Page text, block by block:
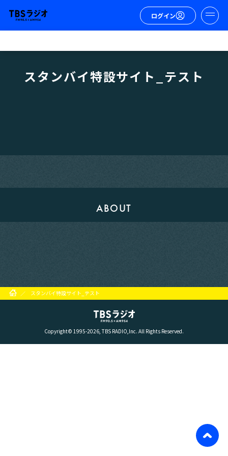
ログイン
スタンバイ特設サイト_テスト
ABOUT
スタンバイ特設サイト_テスト
Copyright© 1995-2026, TBS RADIO,Inc. All Rights Reserved.